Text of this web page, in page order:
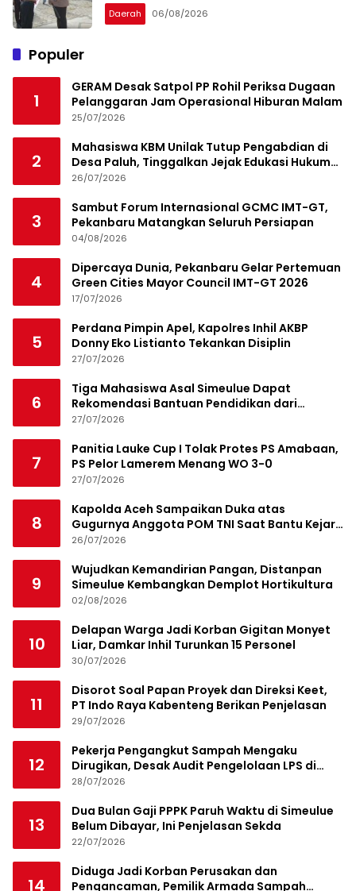
Daerah 06/08/2026
Populer
1
GERAM Desak Satpol PP Rohil Periksa Dugaan
Pelanggaran Jam Operasional Hiburan Malam
25/07/2026
2
Mahasiswa KBM Unilak Tutup Pengabdian di
Desa Paluh, Tinggalkan Jejak Edukasi Hukum
dan Aksi Sosial
26/07/2026
3
Sambut Forum Internasional GCMC IMT-GT,
Pekanbaru Matangkan Seluruh Persiapan
04/08/2026
4
Dipercaya Dunia, Pekanbaru Gelar Pertemuan
Green Cities Mayor Council IMT-GT 2026
17/07/2026
5
Perdana Pimpin Apel, Kapolres Inhil AKBP
Donny Eko Listianto Tekankan Disiplin
27/07/2026
6
Tiga Mahasiswa Asal Simeulue Dapat
Rekomendasi Bantuan Pendidikan dari
Jamaluddin Idham
27/07/2026
7
Panitia Lauke Cup I Tolak Protes PS Amabaan,
PS Pelor Lamerem Menang WO 3-0
27/07/2026
8
Kapolda Aceh Sampaikan Duka atas
Gugurnya Anggota POM TNI Saat Bantu Kejar
Bandar Narkoba
26/07/2026
9
Wujudkan Kemandirian Pangan, Distanpan
Simeulue Kembangkan Demplot Hortikultura
02/08/2026
10
Delapan Warga Jadi Korban Gigitan Monyet
Liar, Damkar Inhil Turunkan 15 Personel
30/07/2026
11
Disorot Soal Papan Proyek dan Direksi Keet,
PT Indo Raya Kabenteng Berikan Penjelasan
29/07/2026
12
Pekerja Pengangkut Sampah Mengaku
Dirugikan, Desak Audit Pengelolaan LPS di
Pekanbaru
28/07/2026
13
Dua Bulan Gaji PPPK Paruh Waktu di Simeulue
Belum Dibayar, Ini Penjelasan Sekda
22/07/2026
14
Diduga Jadi Korban Perusakan dan
Pengancaman, Pemilik Armada Sampah